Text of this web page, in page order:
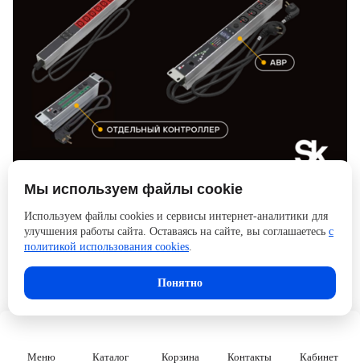
Меню Каталог Корзина Контакты Кабинет
Блоки распределения питания REM
766.27 Кб
Мы используем файлы cookie
Используем файлы cookies и сервисы интернет-аналитики для
улучшения работы сайта. Оставаясь на сайте, вы соглашаетесь с
политикой использования cookies.
Понятно